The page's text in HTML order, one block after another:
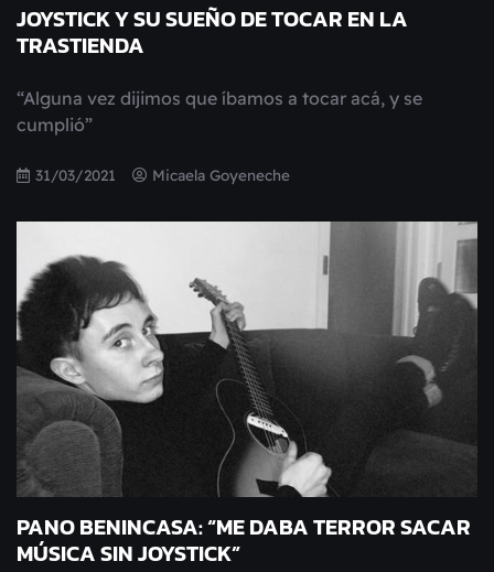
JOYSTICK Y SU SUEÑO DE TOCAR EN LA
TRASTIENDA
“Alguna vez dijimos que íbamos a tocar acá, y se
cumplió”
31/03/2021 Micaela Goyeneche
PANO BENINCASA: “ME DABA TERROR SACAR
MÚSICA SIN JOYSTICK”